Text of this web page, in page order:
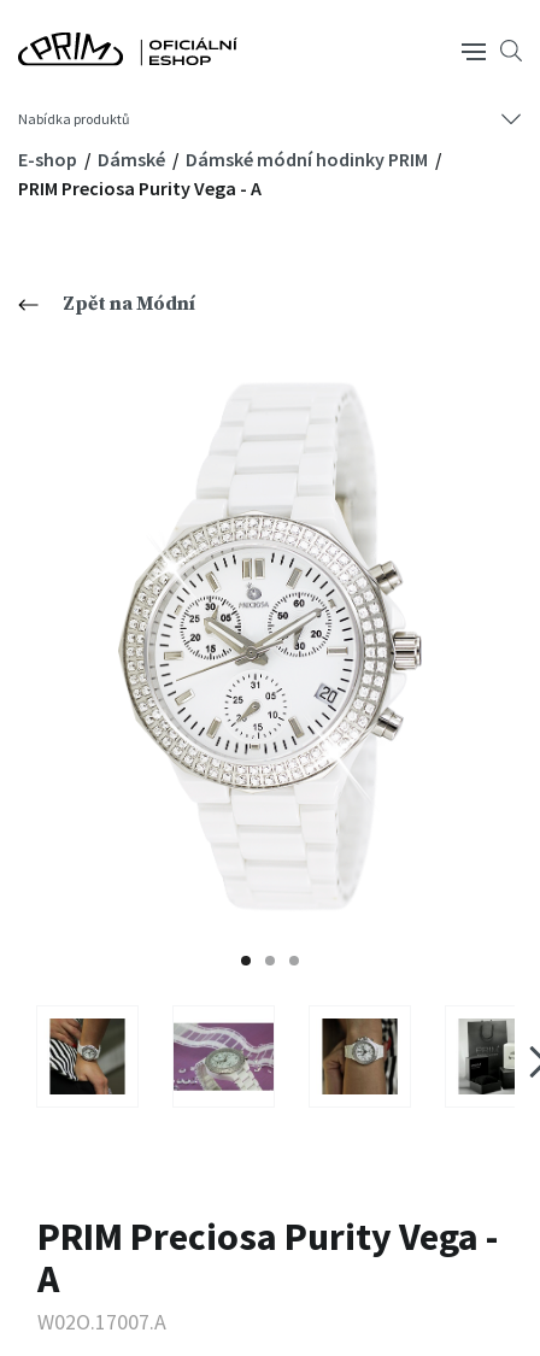
Nabídka produktů
E-shop Dámské
Dámské módní hodinky PRIM
PRIM Preciosa Purity Vega - A
Zpět na Módní
PRIM Preciosa Purity Vega -
A
W02O.17007.A